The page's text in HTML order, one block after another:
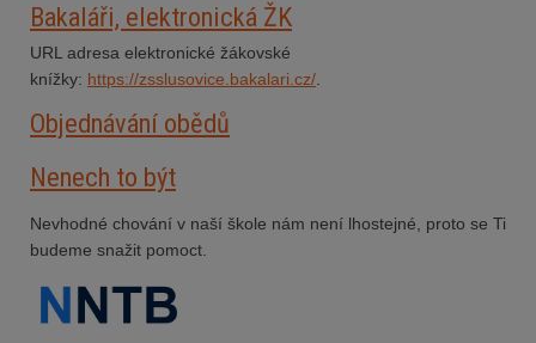
Bakaláři, elektronická ŽK
URL adresa elektronické žákovské
knížky: https://zsslusovice.bakalari.cz/
Objednávání obědů
Nenech to být
Nevhodné chování v naší škole nám není lhostejné, proto se Ti
budeme snažit pomoct.